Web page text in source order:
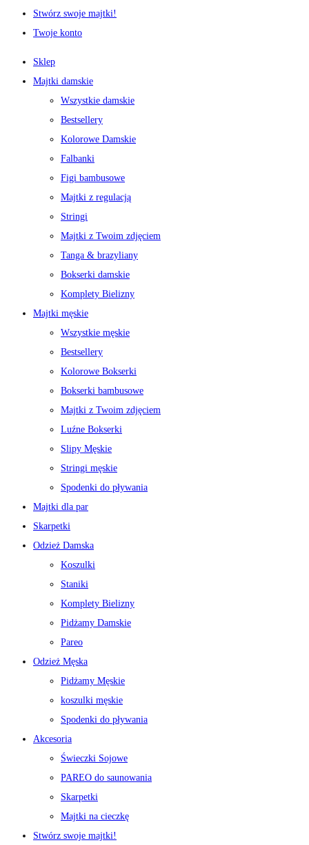
Stwórz swoje majtki!
Twoje konto
Sklep
Majtki damskie
Wszystkie damskie
Bestsellery
Kolorowe Damskie
Falbanki
Figi bambusowe
Majtki z regulacją
Stringi
Majtki z Twoim zdjęciem
Tanga & brazyliany
Bokserki damskie
Komplety Bielizny
Majtki męskie
Wszystkie męskie
Bestsellery
Kolorowe Bokserki
Bokserki bambusowe
Majtki z Twoim zdjęciem
Luźne Bokserki
Slipy Męskie
Stringi męskie
Spodenki do pływania
Majtki dla par
Skarpetki
Odzież Damska
Koszulki
Staniki
Komplety Bielizny
Pidżamy Damskie
Pareo
Odzież Męska
Pidżamy Męskie
koszulki męskie
Spodenki do pływania
Akcesoria
Świeczki Sojowe
PAREO do saunowania
Skarpetki
Majtki na cieczkę
Stwórz swoje majtki!